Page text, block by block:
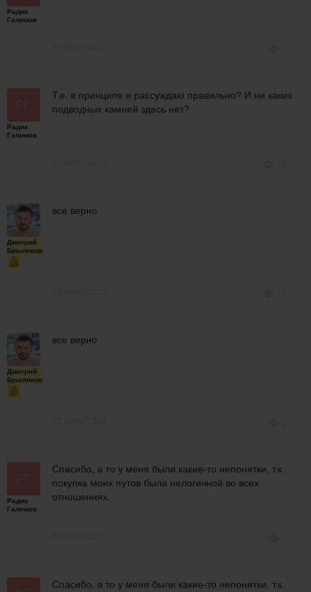
Радик
Галимов
Радик
Галимов
Т.е. в принципе я рассуждаю правильно? И ни каких
подводных камней здесь нет?
Дмитрий
Брыляков
все верно
Дмитрий
Брыляков
все верно
Радик
Галимов
Спасибо, а то у меня были какие-то непонятки, т.к.
покупка моих путов была нелогичной во всех
отношениях.
Спасибо, а то у меня были какие-то непонятки, т.к.